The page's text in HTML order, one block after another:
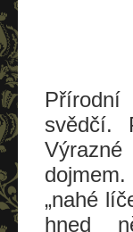
svědčí.
„nahé
hned